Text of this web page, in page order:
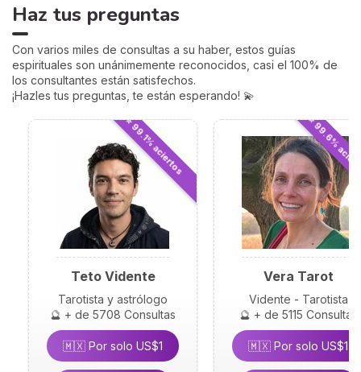
zodiacal y en cómo te
relacionas con los demás.
fascinante aspecto de la
astrología y empieza a ver
tu horóscopo desde una
perspectiva renovada.
Haz tus preguntas
Con varios miles de consultas a su haber, estos guías
espirituales son unánimemente reconocidos, casi el 100% de
los consultantes están satisfechos.
¡Hazles tus preguntas, te están esperando! 💫
⭐ 99.1% aciertos
Teto Vidente
Tarotista y astrólogo
🔮 + de 5708 Consultas
🇲🇽 Por solo US$1
⭐ 99.6%
Vera Tarot
Vidente - Tarotista
🔮 + de 5115 Consultas
🇲🇽 Por solo US$1